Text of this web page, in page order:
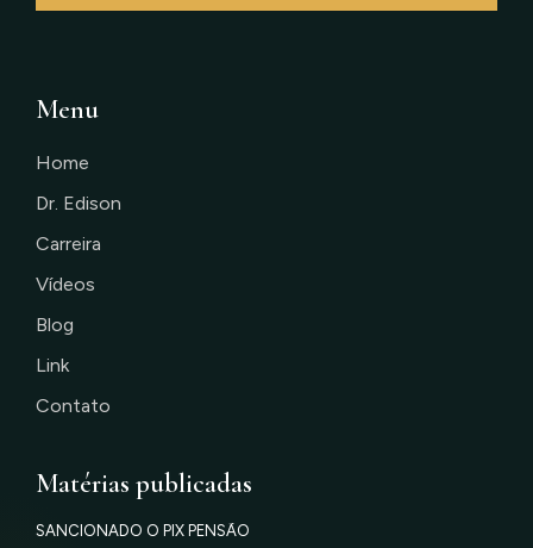
Menu
Home
Dr. Edison
Carreira
Vídeos
Blog
Link
Contato
Matérias publicadas
SANCIONADO O PIX PENSÃO